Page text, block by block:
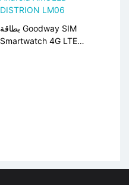
بطاقة Goodway SIM
Smartwatch 4G LTE